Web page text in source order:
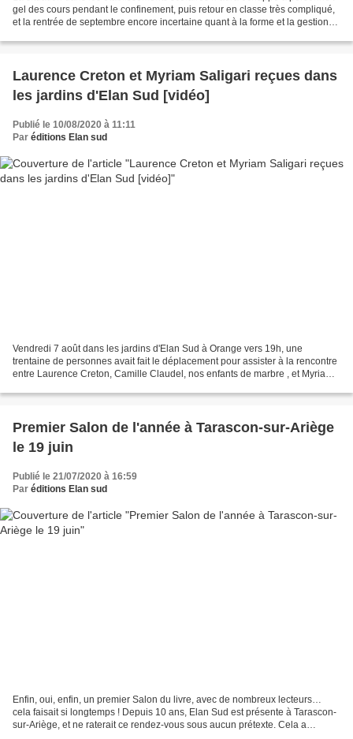
gel des cours pendant le confinement, puis retour en classe très compliqué,
et la rentrée de septembre encore incertaine quant à la forme et la gestion
Laurence Creton et Myriam Saligari reçues dans
les jardins d'Elan Sud [vidéo]
Publié le 10/08/2020 à 11:11
Par éditions Elan sud
Vendredi 7 août dans les jardins d'Elan Sud à Orange vers 19h, une
trentaine de personnes avait fait le déplacement pour assister à la rencontre
entre Laurence Creton, Camille Claudel, nos enfants de marbre , et Myriam
Premier Salon de l'année à Tarascon-sur-Ariège
le 19 juin
Publié le 21/07/2020 à 16:59
Par éditions Elan sud
Enfin, oui, enfin, un premier Salon du livre, avec de nombreux lecteurs…
cela faisait si longtemps ! Depuis 10 ans, Elan Sud est présente à Tarascon-
sur-Ariège, et ne raterait ce rendez-vous sous aucun prétexte. Cela a